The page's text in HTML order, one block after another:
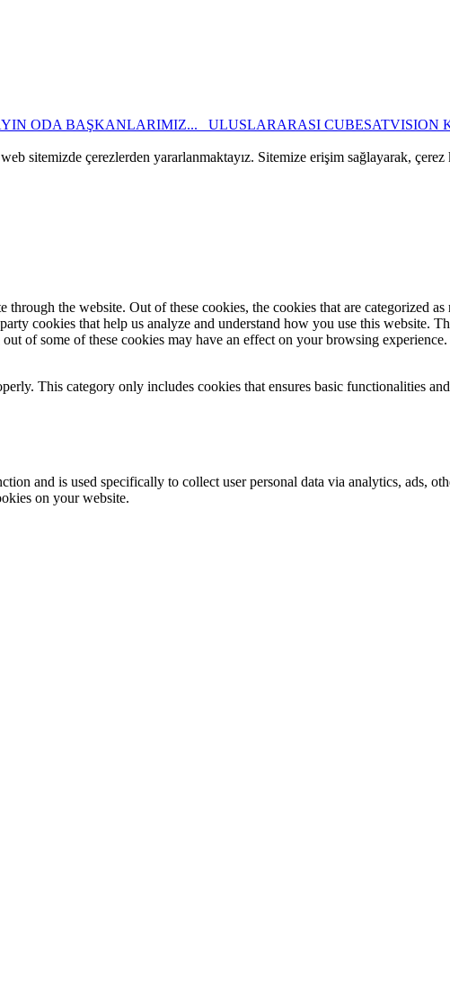
ODA BAŞKANLARIMIZ...
ULUSLARARASI CUBESATVISION
sitemizde çerezlerden yararlanmaktayız. Sitemize erişim sağlayarak, çerez
the website. Out of these cookies, the cookies that are categorized as
cookies that help us analyze and understand how you use this website.
of some of these cookies may have an effect on your browsing experience.
This category only includes cookies that ensures basic functionalities
and is used specifically to collect user personal data via analytics, ads,
on your website.